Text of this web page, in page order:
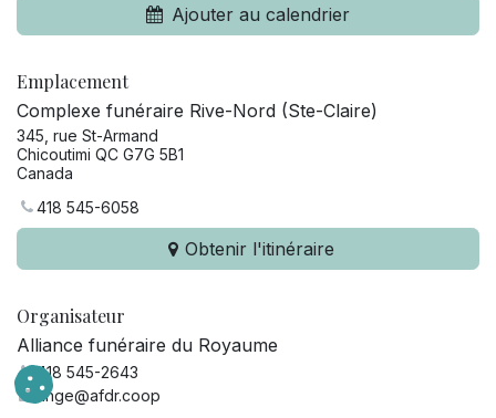
Ajouter au calendrier
Emplacement
Complexe funéraire Rive-Nord (Ste-Claire)
345, rue St-Armand
Chicoutimi QC G7G 5B1
Canada
418 545-6058
Obtenir l'itinéraire
Organisateur
Alliance funéraire du Royaume
418 545-2643
ange@afdr.coop